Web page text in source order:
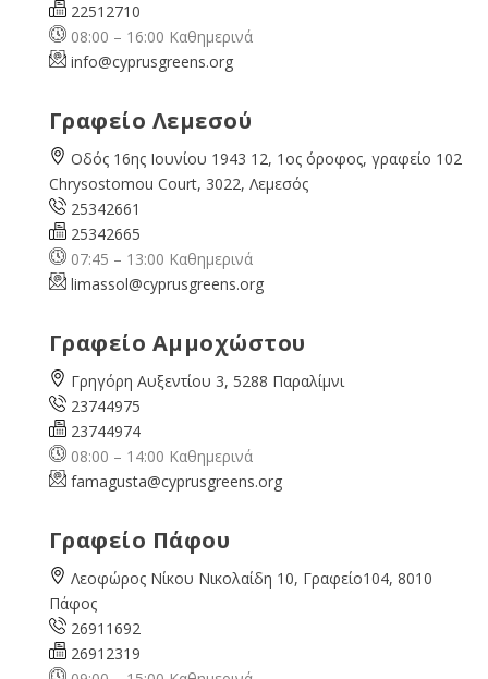
22512710
08:00 – 16:00 Καθημερινά
info@cyprusgreens.org
Γραφείο Λεμεσού
Οδός 16ης Ιουνίου 1943 12, 1ος όροφος, γραφείο 102
Chrysostomou Court, 3022, Λεμεσός
25342661
25342665
07:45 – 13:00 Καθημερινά
limassol@cyprusgreens.org
Γραφείο Αμμοχώστου
Γρηγόρη Αυξεντίου 3, 5288 Παραλίμνι
23744975
23744974
08:00 – 14:00 Καθημερινά
famagusta@cyprusgreens.org
Γραφείο Πάφου
Λεοφώρος Νίκου Νικολαίδη 10, Γραφείο104, 8010
Πάφος
26911692
26912319